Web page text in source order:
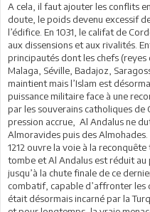
A cela, il faut ajouter les conflits
doute, le poids devenu excessif
l’édifice. En 1031, le califat de
aux dissensions et aux rivalités.
principautés dont les chefs (reyes
Malaga, Séville, Badajoz,
maintient mais l’Islam est
puissance militaire face à une
par les souverains catholiques de
pression accrue, Al Andalus ne
Almoravides puis des
1212 ouvre la voie à la
tombe et Al Andalus est réduit
jusqu’à la chute finale de ce
combatif, capable d’affronter
était désormais incarné par la